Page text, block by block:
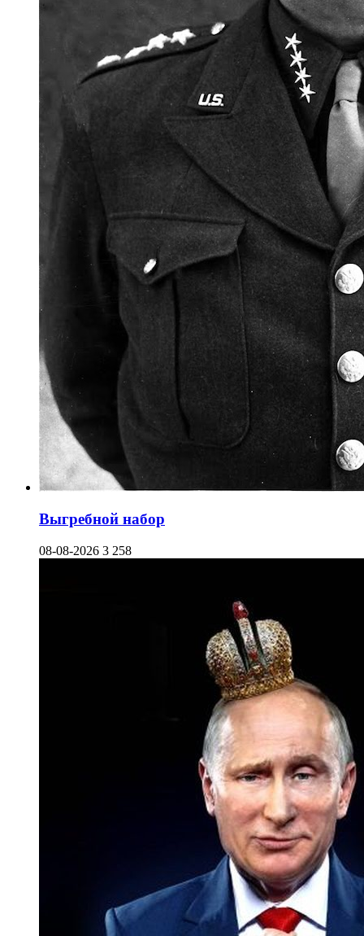
Выгребной набор
08-08-2026 3 258